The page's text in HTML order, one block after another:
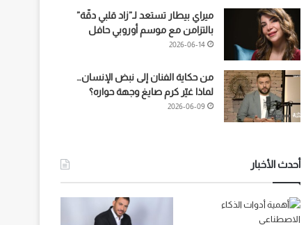
ميراي بيطار تستعد لـ”زاد قلبي دقّة”
بالتزامن مع موسم أوروبي حافل
2026-06-14
من حكاية الفنان إلى نبض الإنسان…
لماذا غيّر كرم صايغ وجهة حواره؟
2026-06-09
أحدث الأخبار